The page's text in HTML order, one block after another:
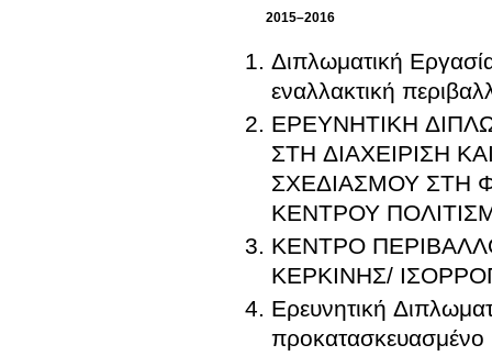
2015–2016
Διπλωματική Εργασία Σχεδιασμού:
εναλλακτική
ΕΡΕΥΝΗΤΙΚΗ ΔΙΠΛΩΜΑΤΙΚΗ
ΣΤΗ ΔΙΑΧΕΙΡΙΣΗ
ΣΧΕΔΙΑΣΜΟΥ ΣΤΗ
ΚΕΝΤΡΟΥ
ΚΕΝΤΡΟ
ΚΕΡΚΙΝΗΣ/
Ερευνητική
προκατασκευασμένο